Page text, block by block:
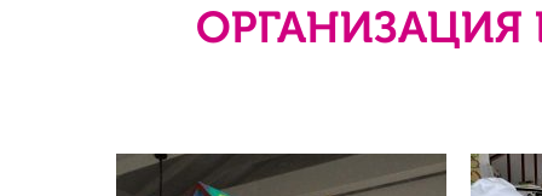
ОРГАНИЗАЦИЯ